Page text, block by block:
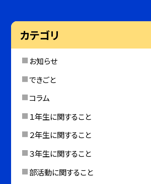
カテゴリ
お知らせ
できごと
コラム
１年生に関すること
２年生に関すること
３年生に関すること
部活動に関すること